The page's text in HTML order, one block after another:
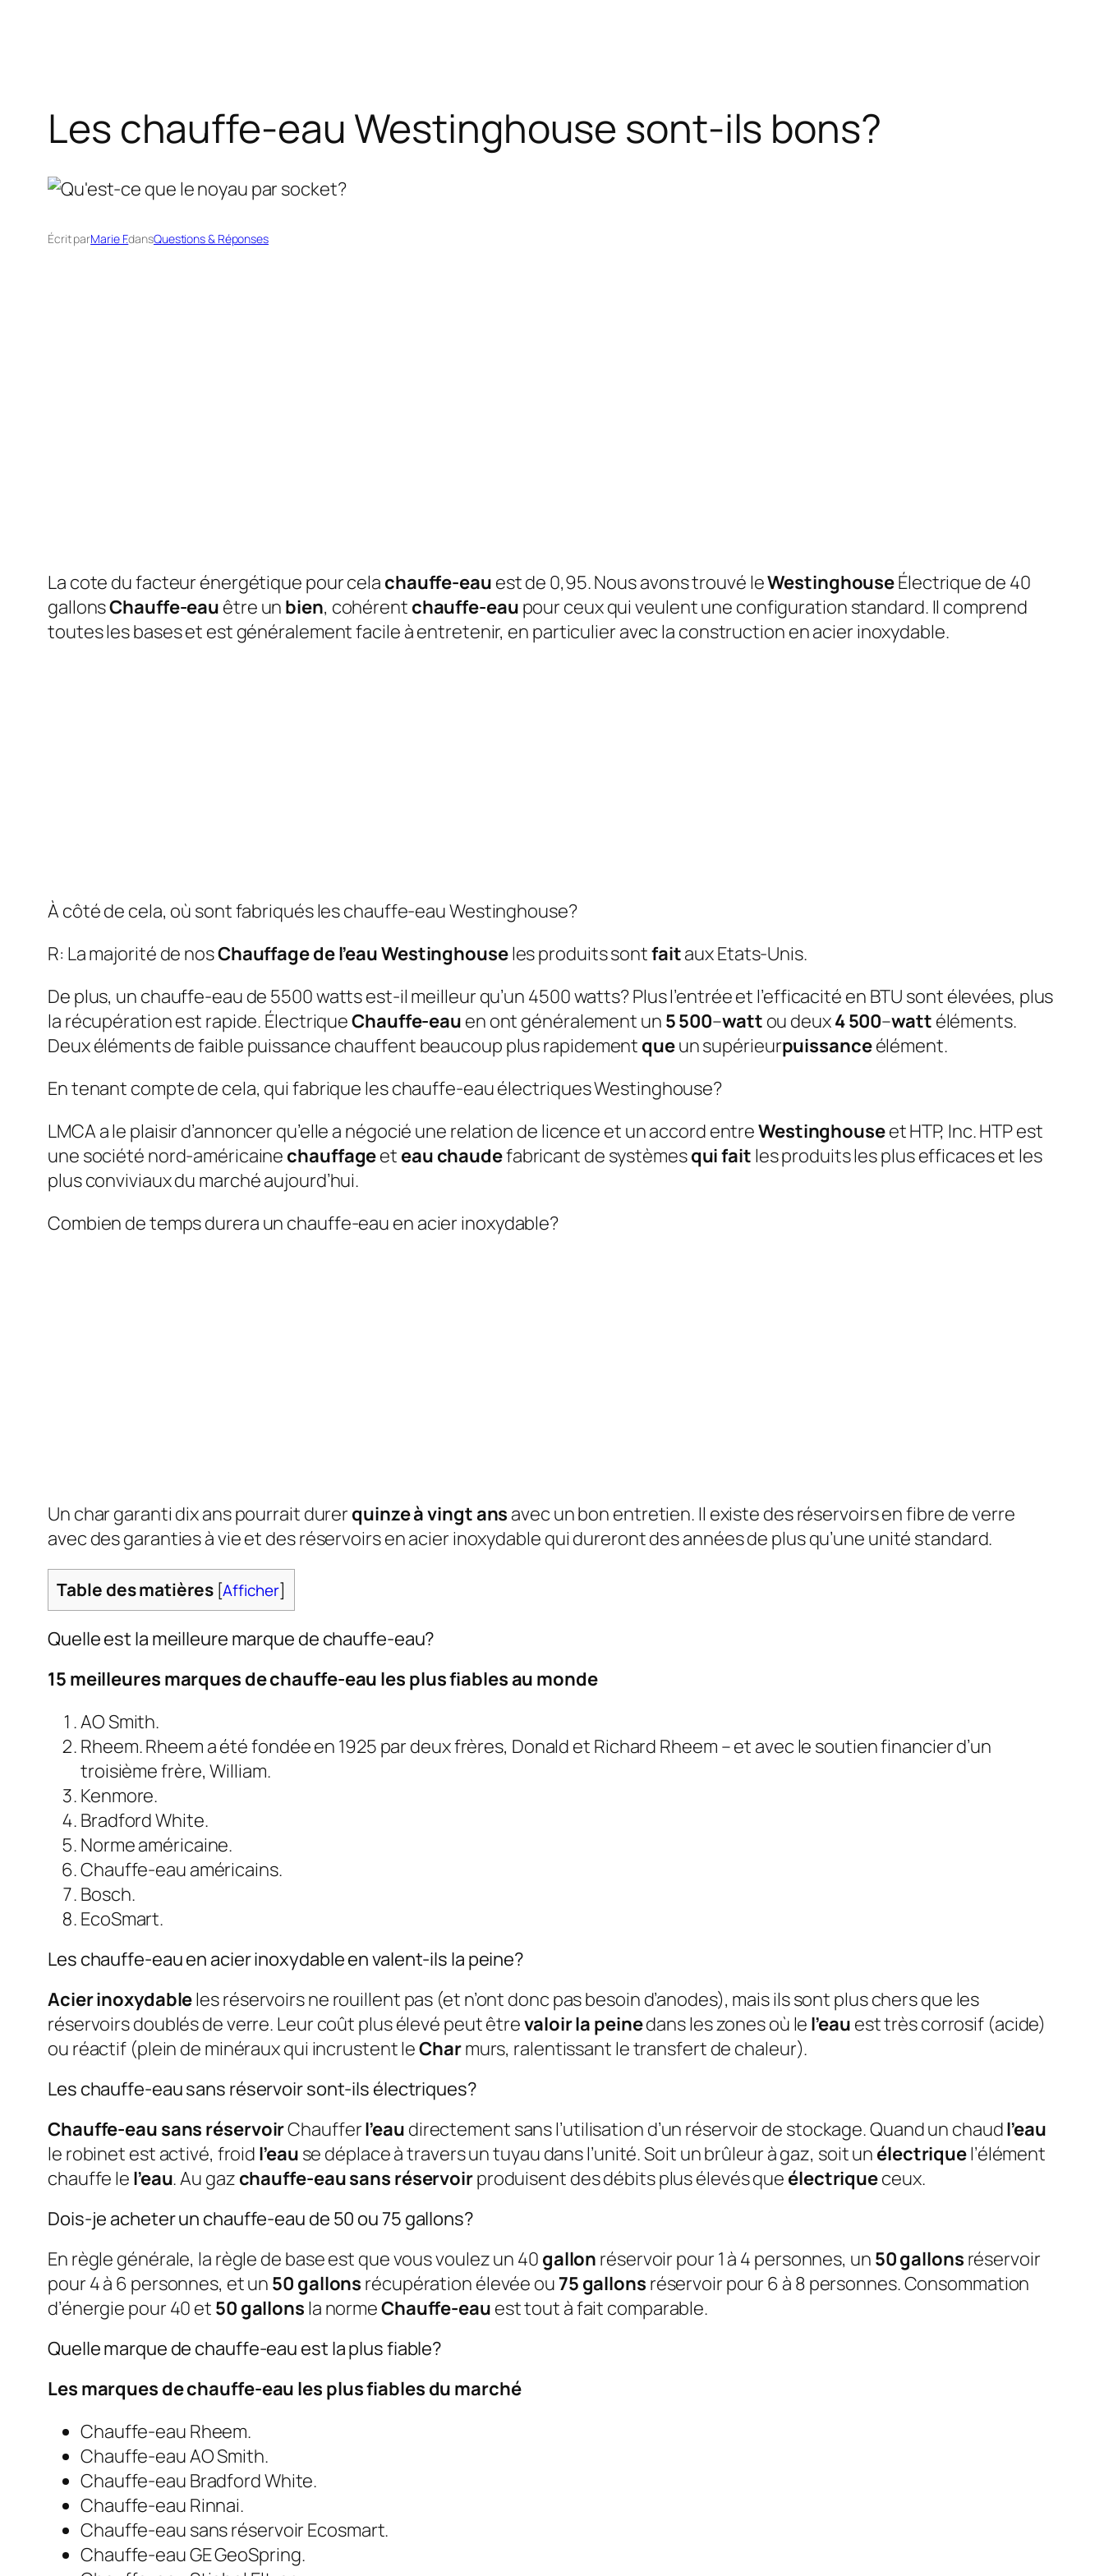
Les chauffe-eau Westinghouse sont-ils bons?
Écrit parMarie F.dansQuestions & Réponses
La cote du facteur énergétique pour cela chauffe-eau est de 0,95. Nous avons trouvé leWestinghouseÉlectrique de 40
gallonsChauffe-eau être un bien, cohérent chauffe-eau pour ceux qui veulent une configuration standard. Il comprend
toutes les bases et est généralement facile à entretenir, en particulier avec la construction en acier inoxydable.
À côté de cela, où sont fabriqués les chauffe-eau Westinghouse?
R: La majorité de nosChauffage de l’eau Westinghouseles produits sontfaitaux Etats-Unis.
De plus, un chauffe-eau de 5500 watts est-il meilleur qu’un 4500 watts?Plus l’entrée et l’efficacité en BTU sont élevées, plus
la récupération est rapide. ÉlectriqueChauffe-eau en ont généralement un 5 500–watt ou deux4 500–watt éléments.
Deux éléments de faible puissance chauffent beaucoup plus rapidement queun supérieurpuissanceélément.
En tenant compte de cela, qui fabrique les chauffe-eau électriques Westinghouse?
LMCA a le plaisir d’annoncer qu’elle a négocié une relation de licence et un accord entreWestinghouseet HTP, Inc. HTP est
une société nord-américaine chauffageet eau chaudefabricant de systèmesqui fait les produits les plus efficaces et les
plus conviviaux du marché aujourd’hui.
Combien de temps durera un chauffe-eau en acier inoxydable?
Un char garanti dix ans pourrait durer quinze à vingt ans avec un bon entretien. Il existe des réservoirs en fibre de verre
avec des garanties à vie et des réservoirs en acier inoxydable qui dureront des années de plus qu’une unité standard.
Table des matières [Afficher]
Quelle est la meilleure marque de chauffe-eau?
15 meilleures marques de chauffe-eau les plus fiables au monde
AO Smith.
Rheem. Rheem a été fondée en 1925 par deux frères, Donald et Richard Rheem – et avec le soutien financier d’un
troisième frère, William.
Kenmore.
Bradford White.
Norme américaine.
Chauffe-eau américains.
Bosch.
EcoSmart.
Les chauffe-eau en acier inoxydable en valent-ils la peine?
Acier inoxydableles réservoirs ne rouillent pas (et n’ont donc pas besoin d’anodes), mais ils sont plus chers que les
réservoirs doublés de verre. Leur coût plus élevé peut êtrevaloir la peinedans les zones où le l’eau est très corrosif (acide)
ou réactif (plein de minéraux qui incrustent leCharmurs, ralentissant le transfert de chaleur).
Les chauffe-eau sans réservoir sont-ils électriques?
Chauffe-eau sans réservoirChaufferl’eau directement sans l’utilisation d’un réservoir de stockage. Quand un chaudl’eau
le robinet est activé, froid l’eau se déplace à travers un tuyau dans l’unité. Soit un brûleur à gaz, soit un électriquel’élément
chauffe le l’eau. Au gaz chauffe-eau sans réservoirproduisent des débits plus élevés que électriqueceux.
Dois-je acheter un chauffe-eau de 50 ou 75 gallons?
En règle générale, la règle de base est que vous voulez un 40 gallon réservoir pour 1 à 4 personnes, un 50 gallons réservoir
pour 4 à 6 personnes, et un 50 gallons récupération élevée ou75 gallons réservoir pour 6 à 8 personnes. Consommation
d’énergie pour 40 et 50 gallons la normeChauffe-eau est tout à fait comparable.
Quelle marque de chauffe-eau est la plus fiable?
Les marques de chauffe-eau les plus fiables du marché
Chauffe-eau Rheem.
Chauffe-eau AO Smith.
Chauffe-eau Bradford White.
Chauffe-eau Rinnai.
Chauffe-eau sans réservoir Ecosmart.
Chauffe-eau GE GeoSpring.